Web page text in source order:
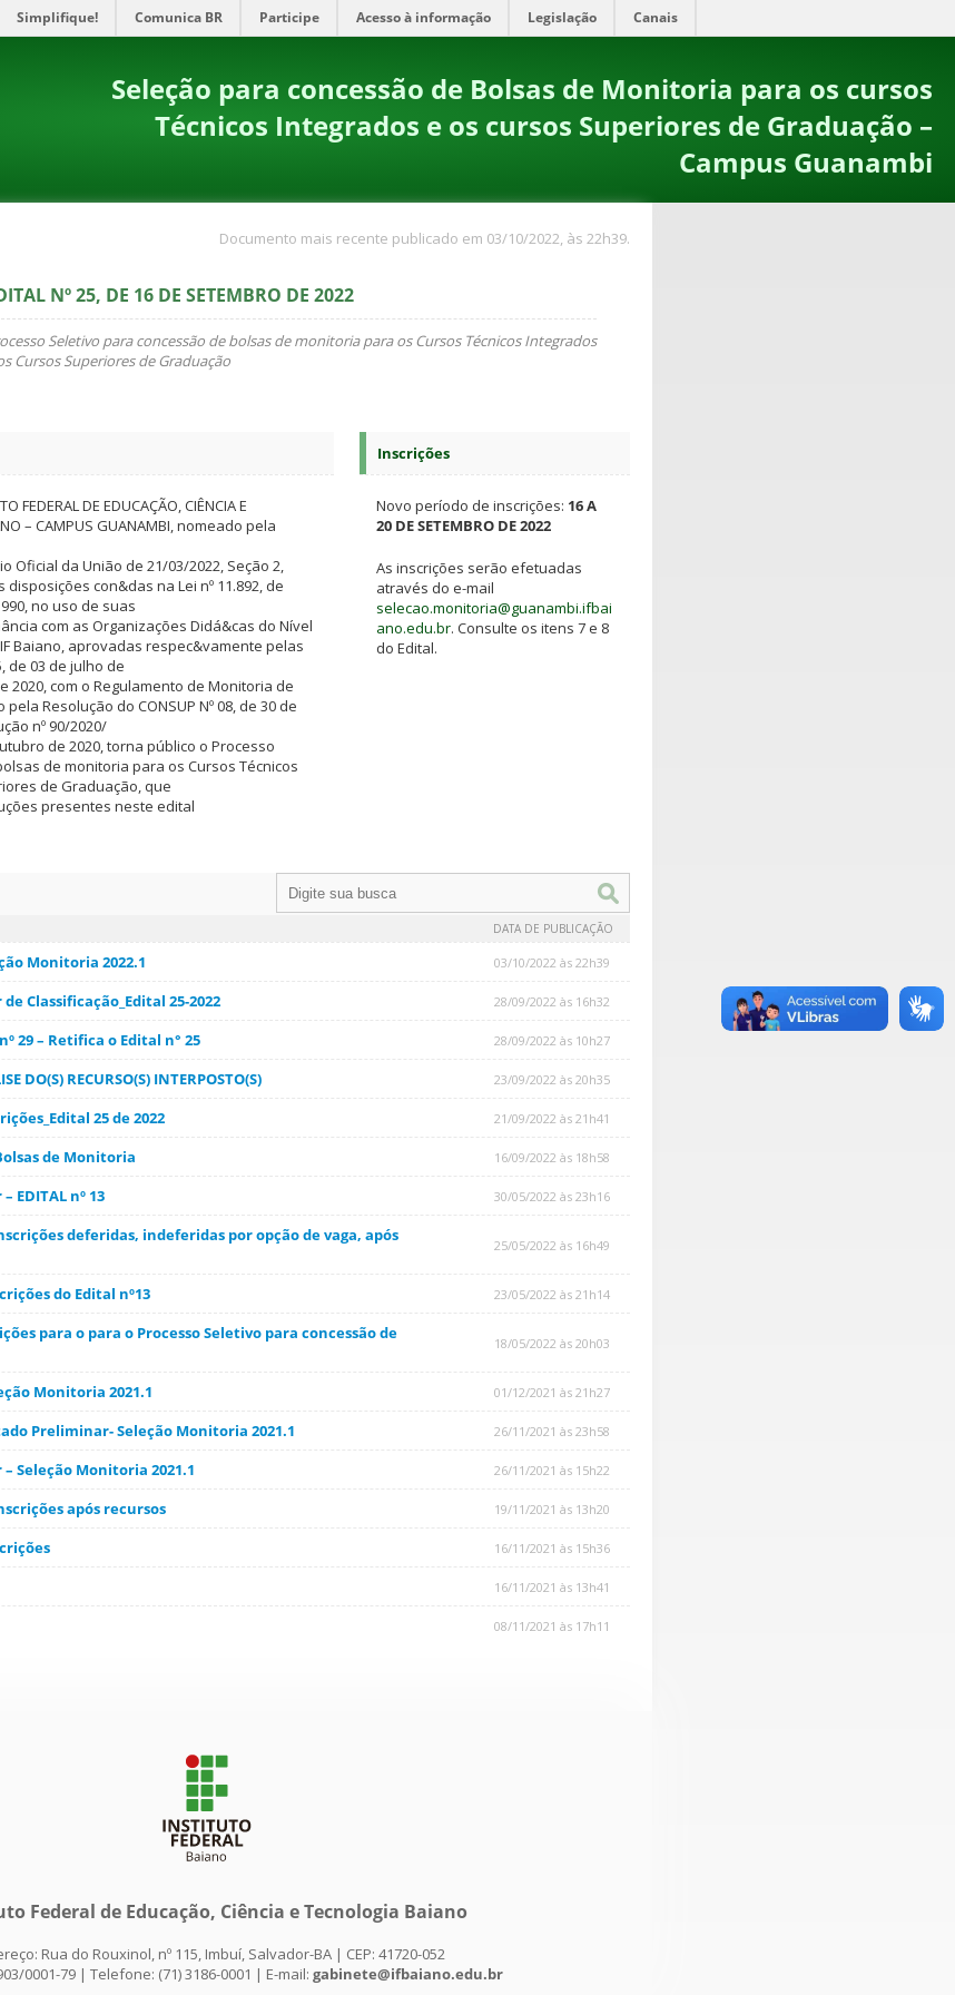
Simplifique! Comunica BR Participe Acesso à informação Legislação Canais
Seleção para concessão de Bolsas de Monitoria para os cursos
Técnicos Integrados e os cursos Superiores de Graduação –
Campus Guanambi
Documento mais recente publicado em 03/10/2022, às 22h39.
Nº 25, DE 16 DE SETEMBRO DE 2022
Seletivo para concessão de bolsas de monitoria para os Cursos Técnicos Integrados
Cursos Superiores de Graduação
FEDERAL DE EDUCAÇÃO, CIÊNCIA E
– CAMPUS GUANAMBI, nomeado pela
Oficial da União de 21/03/2022, Seção 2,
con&das na Lei nº 11.892, de
no uso de suas
com as Organizações Didá&cas do Nível
Baiano, aprovadas respec&vamente pelas
de 03 de julho de
2020, com o Regulamento de Monitoria de
Resolução do CONSUP Nº 08, de 30 de
nº 90/2020/
de 2020, torna público o Processo
de monitoria para os Cursos Técnicos
de Graduação, que
presentes neste edital
Inscrições
Novo período de inscrições: 16 A
20 DE SETEMBRO DE 2022
As inscrições serão efetuadas
através do e-mail
selecao.monitoria@guanambi.ifbai
ano.edu.br. Consulte os itens 7 e 8
do Edital.
DATA DE PUBLICAÇÃO
Monitoria 2022.1 03/10/2022 às 22h39
Classificação_Edital 25-2022 28/09/2022 às 16h32
29 – Retifica o Edital n° 25 28/09/2022 às 10h27
DO(S) RECURSO(S) INTERPOSTO(S) 23/09/2022 às 20h35
25 de 2022 21/09/2022 às 21h41
de Monitoria 16/09/2022 às 18h58
EDITAL nº 13 30/05/2022 às 23h16
deferidas, indeferidas por opção de vaga, após
25/05/2022 às 16h49
do Edital nº13 23/05/2022 às 21h14
para o para o Processo Seletivo para concessão de
18/05/2022 às 20h03
Monitoria 2021.1 01/12/2021 às 21h27
Preliminar- Seleção Monitoria 2021.1 26/11/2021 às 23h58
Seleção Monitoria 2021.1 26/11/2021 às 15h22
após recursos 19/11/2021 às 13h20
16/11/2021 às 15h36
16/11/2021 às 13h41
08/11/2021 às 17h11
Federal de Educação, Ciência e Tecnologia Baiano
Rua do Rouxinol, nº 115, Imbuí, Salvador-BA | CEP: 41720-052
0001-79 | Telefone: (71) 3186-0001 | E-mail: gabinete@ifbaiano.edu.br